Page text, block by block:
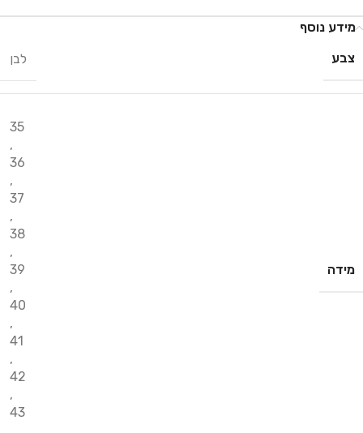
מידע נוסף
צבע
לבן
מידה
35
,
36
,
37
,
38
,
39
,
40
,
41
,
42
,
43